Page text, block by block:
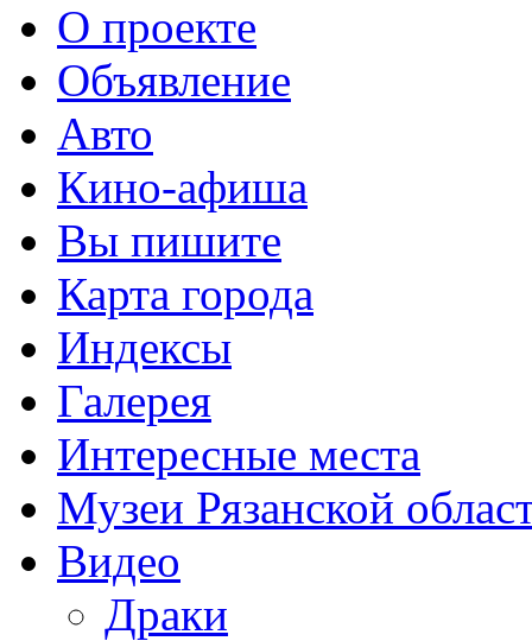
О проекте
Объявление
Авто
Кино-афиша
Вы пишите
Карта города
Индексы
Галерея
Интересные места
Музеи Рязанской
Видео
Драки